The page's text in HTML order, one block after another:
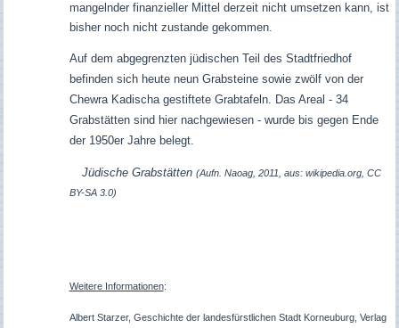
mangelnder finanzieller Mittel derzeit nicht umsetzen kann, ist
bisher noch nicht zustande gekommen.
Auf dem abgegrenzten jüdischen Teil des Stadtfriedhof
befinden sich heute neun Grabsteine sowie zwölf von der
Chewra Kadischa gestiftete Grabtafeln. Das Areal - 34
Grabstätten sind hier nachgewiesen - wurde bis gegen Ende
der 1950er Jahre belegt.
Jüdische Grabstätten (Aufn. Naoag, 2011, aus: wikipedia.org, CC
BY-SA 3.0)
Weitere Informationen:
Albert Starzer, Geschichte der landesfürstlichen Stadt Korneuburg, Verlag